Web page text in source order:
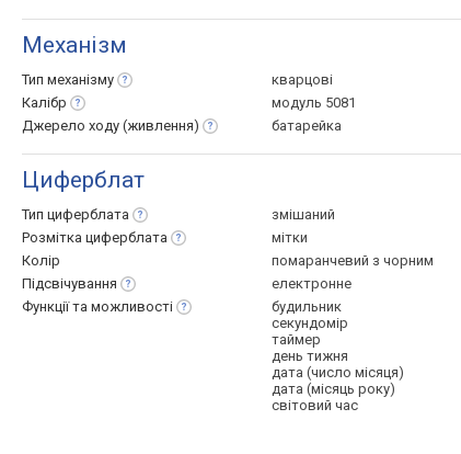
Механізм
Тип механізму
кварцові
Калібр
модуль 5081
Джерело ходу (живлення) батарейка
Циферблат
Тип циферблата
змішаний
Розмітка циферблата
мітки
Колір
помаранчевий з чорним
Підсвічування
електронне
Функції та можливості
будильник
секундомір
таймер
день тижня
дата (число місяця)
дата (місяць року)
світовий час